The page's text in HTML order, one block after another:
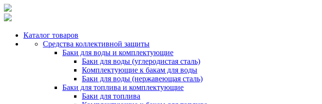
Каталог товаров
Средства коллективной защиты
Баки для воды и комплектующие
Баки для воды (углеродистая сталь)
Комплектующие к бакам для воды
Баки для воды (нержавеющая сталь)
Баки для топлива и комплектующие
Баки для топлива